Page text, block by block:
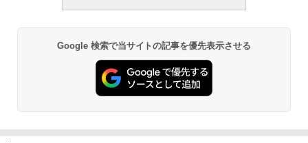
￥19,980
Kindle Paperwhite シグニチャーエディ
ション (32GB) 7インチディスプレイ、明
Google 検索で当サイトの記事を優先表示させる